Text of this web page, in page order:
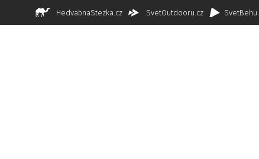
HedvabnaStezka.cz SvetOutdooru.cz